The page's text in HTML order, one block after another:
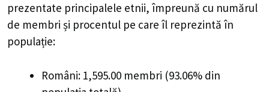
prezentate principalele etnii, împreună cu numărul
de membri și procentul pe care îl reprezintă în
populație:
Români: 1,595.00 membri (93.06% din